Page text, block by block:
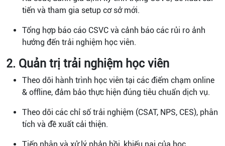
tiến và tham gia setup cơ sở mới.
Tổng hợp báo cáo CSVC và cảnh báo các rủi ro ảnh
hưởng đến trải nghiệm học viên.
2. Quản trị trải nghiệm học viên
Theo dõi hành trình học viên tại các điểm chạm online
& offline, đảm bảo thực hiện đúng tiêu chuẩn dịch vụ.
Theo dõi các chỉ số trải nghiệm (CSAT, NPS, CES), phân
tích và đề xuất cải thiện.